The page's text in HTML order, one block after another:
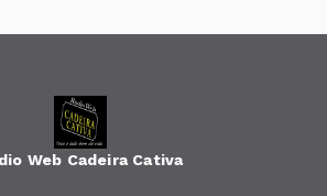
Web Cadeira Cativa